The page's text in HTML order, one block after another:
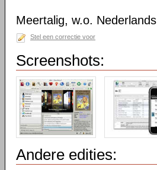
Meertalig, w.o. Nederlands
Stel een correctie voor
Screenshots:
Andere edities: